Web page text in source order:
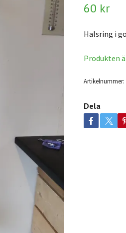
60 kr
Halsring i
Produkten
Artikelnummer:
Dela